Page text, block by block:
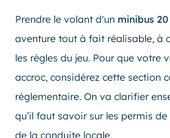
Prendre le volant d'un minibus
aventure tout à fait réalisable, à
les règles du jeu. Pour que votre
accroc, considérez cette section
réglementaire. On va clarifier
qu’il faut savoir sur les permis
de la conduite locale.